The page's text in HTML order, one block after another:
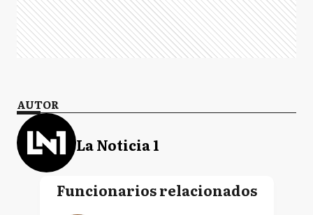
AUTOR
La Noticia 1
Funcionarios relacionados